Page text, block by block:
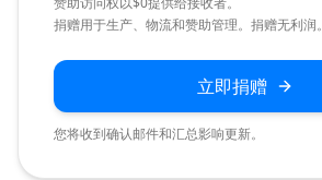
捐赠用于生产、物流和赞助管理。捐赠无利润。
立即捐赠
您将收到确认邮件和汇总影响更新。